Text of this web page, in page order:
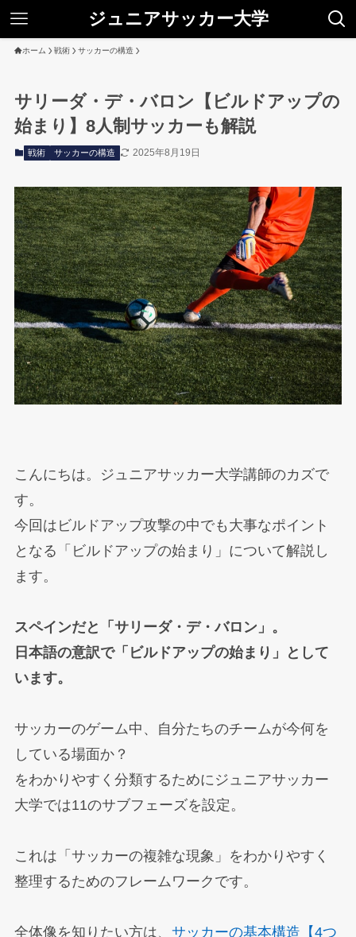
ジュニアサッカー大学
ホーム 戦術 サッカーの構造
サリーダ・デ・バロン【ビルドアップの
始まり】8人制サッカーも解説
戦術 サッカーの構造 2025年8月19日
こんにちは。ジュニアサッカー大学講師のカズで
す。
今回はビルドアップ攻撃の中でも大事なポイント
となる「ビルドアップの始まり」について解説し
ます。
スペインだと「サリーダ・デ・バロン」。
日本語の意訳で「ビルドアップの始まり」として
います。
サッカーのゲーム中、自分たちのチームが今何を
している場面か？
をわかりやすく分類するためにジュニアサッカー
大学では11のサブフェーズを設定。
これは「サッカーの複雑な現象」をわかりやすく
整理するためのフレームワークです。
全体像を知りたい方は、 サッカーの基本構造【4つ